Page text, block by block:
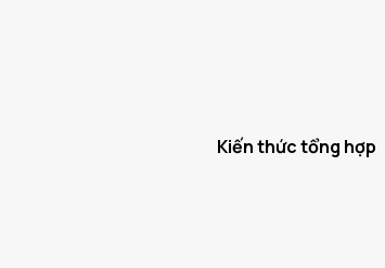
Kiến thức tổng hợp